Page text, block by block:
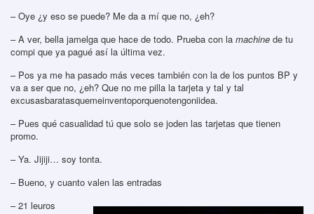
– Oye ¿y eso se puede? Me da a mí que no, ¿eh?
– A ver, bella jamelga que hace de todo. Prueba con la machine de tu
compi que ya pagué así la última vez.
– Pos ya me ha pasado más veces también con la de los puntos BP y
va a ser que no, ¿eh? Que no me pilla la tarjeta y tal y tal
excusasbaratasquemeinventoporquenotengoniidea.
– Pues qué casualidad tú que solo se joden las tarjetas que tienen
promo.
– Ya. Jijiji… soy tonta.
– Bueno, y cuanto valen las entradas
– 21 leuros